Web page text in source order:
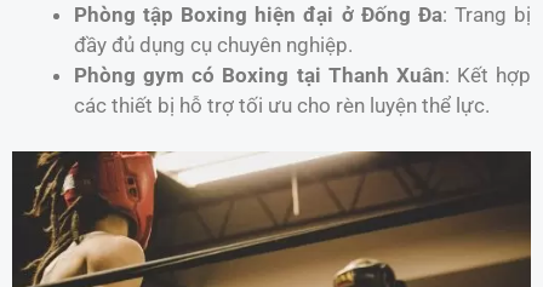
Phòng tập Boxing hiện đại ở Đống Đa: Trang bị
đầy đủ dụng cụ chuyên nghiệp.
Phòng gym có Boxing tại Thanh Xuân: Kết hợp
các thiết bị hỗ trợ tối ưu cho rèn luyện thể lực.